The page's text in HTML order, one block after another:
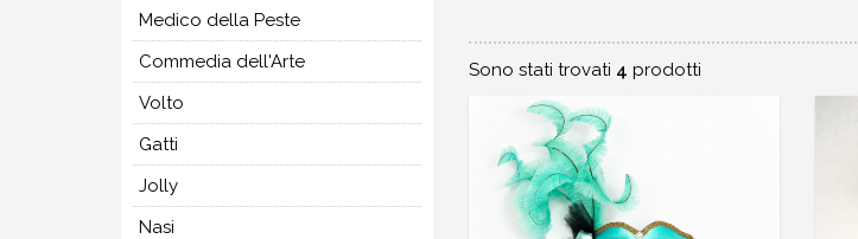
Medico della Peste
Commedia dell'Arte
Volto
Gatti
Jolly
Nasi
Sono stati trovati 4 prodotti